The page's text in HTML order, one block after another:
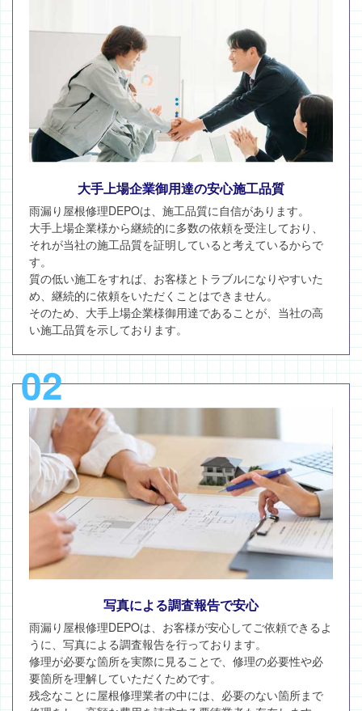
大手上場企業御用達の安心施工品質
雨漏り屋根修理DEPOは、施工品質に自信があります。
大手上場企業様から継続的に多数の依頼を受注しており、
それが当社の施工品質を証明していると考えているからで
す。
質の低い施工をすれば、お客様とトラブルになりやすいた
め、継続的に依頼をいただくことはできません。
そのため、大手上場企業様御用達であることが、当社の高
い施工品質を示しております。
02
写真による調査報告で安心
雨漏り屋根修理DEPOは、お客様が安心してご依頼できるよ
うに、写真による調査報告を行っております。
修理が必要な箇所を実際に見ることで、修理の必要性や必
要箇所を理解していただくためです。
残念なことに屋根修理業者の中には、必要のない箇所まで